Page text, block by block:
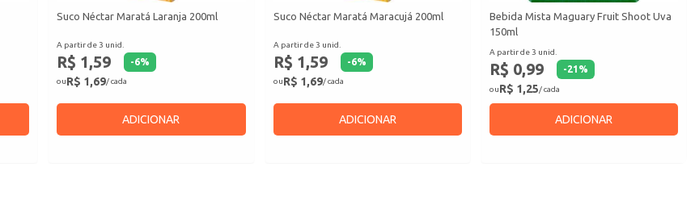
Suco Néctar Maratá Laranja 200ml
A partir de 3 unid.
R$ 1,59 -6%
ouR$ 1,69/ cada
ADICIONAR
Suco Néctar Maratá Maracujá 200ml
A partir de 3 unid.
R$ 1,59 -6%
ouR$ 1,69/ cada
ADICIONAR
Bebida Mista Maguary Fruit Shoot Uva
150ml
A partir de 3 unid.
R$ 0,99 -21 %
ouR$ 1,25/ cada
ADICIONAR